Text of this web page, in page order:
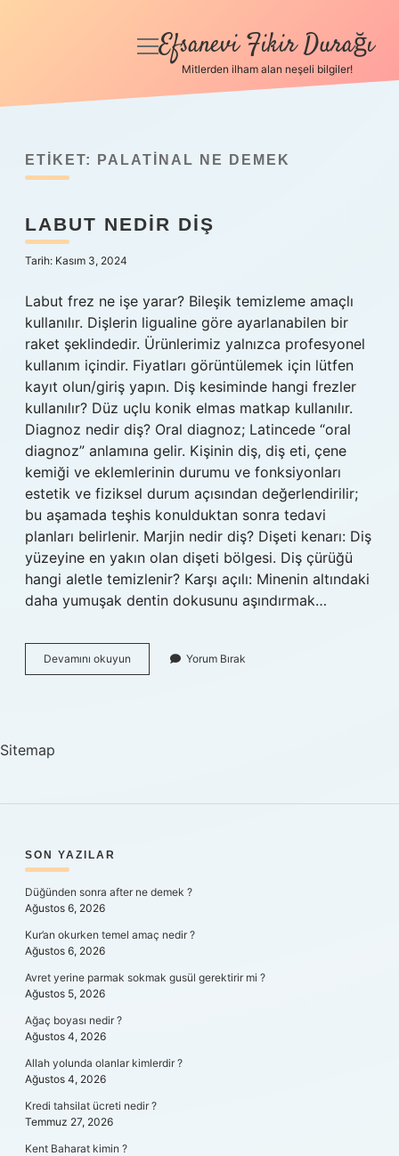
Anasayfa
Yasal Uyarı
Hakkımızda
menüyü
Efsanevi Fikir Durağı
Mitlerden ilham alan neşeli bilgiler!
ETIKET: PALATINAL NE DEMEK
LABUT NEDIR DIŞ
Tarih: Kasım 3, 2024
Labut frez ne işe yarar? Bileşik temizleme amaçlı
kullanılır. Dişlerin ligualine göre ayarlanabilen bir
raket şeklindedir. Ürünlerimiz yalnızca profesyonel
kullanım içindir. Fiyatları görüntülemek için lütfen
kayıt olun/giriş yapın. Diş kesiminde hangi frezler
kullanılır? Düz uçlu konik elmas matkap kullanılır.
Diagnoz nedir diş? Oral diagnoz; Latincede “oral
diagnoz” anlamına gelir. Kişinin diş, diş eti, çene
kemiği ve eklemlerinin durumu ve fonksiyonları
estetik ve fiziksel durum açısından değerlendirilir;
bu aşamada teşhis konulduktan sonra tedavi
planları belirlenir. Marjin nedir diş? Dişeti kenarı: Diş
yüzeyine en yakın olan dişeti bölgesi. Diş çürüğü
hangi aletle temizlenir? Karşı açılı: Minenin altındaki
daha yumuşak dentin dokusunu aşındırmak…
Devamını okuyun
Nedir
Yorum Bırak
Sitemap
SIDEBAR
SON YAZILAR
Düğünden sonra after ne demek ?
Ağustos 6, 2026
Kur’an okurken temel amaç nedir ?
Ağustos 6, 2026
Avret yerine parmak sokmak gusül gerektirir mi ?
Ağustos 5, 2026
Ağaç boyası nedir ?
Ağustos 4, 2026
Allah yolunda olanlar kimlerdir ?
Ağustos 4, 2026
Kredi tahsilat ücreti nedir ?
Temmuz 27, 2026
Kent Baharat kimin ?